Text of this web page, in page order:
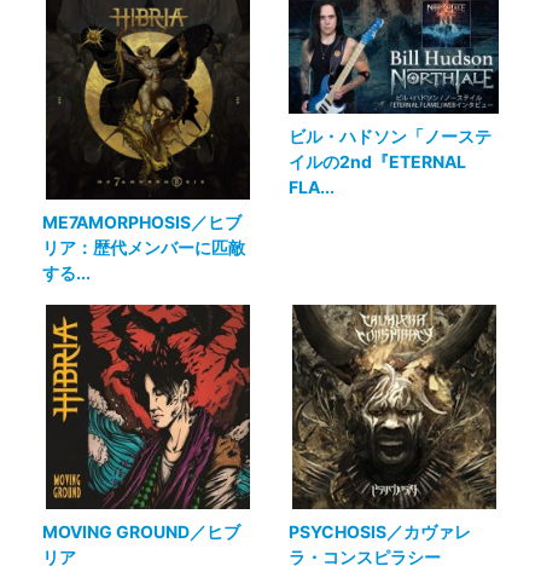
ME7AMORPHOSIS／ヒブ
リア：歴代メンバーに匹敵
する...
ビル・ハドソン「ノーステ
イルの2nd『ETERNAL
FLA...
MOVING GROUND／ヒブ
リア
PSYCHOSIS／カヴァレ
ラ・コンスピラシー